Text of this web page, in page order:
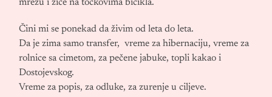
mrežu i žice na točkovima bicikla.
Čini mi se ponekad da živim od leta do leta.
Da je zima samo transfer, vreme za hibernaciju, vreme za
rolnice sa cimetom, za pečene jabuke, topli kakao i
Dostojevskog.
Vreme za popis, za odluke, za zurenje u ciljeve.